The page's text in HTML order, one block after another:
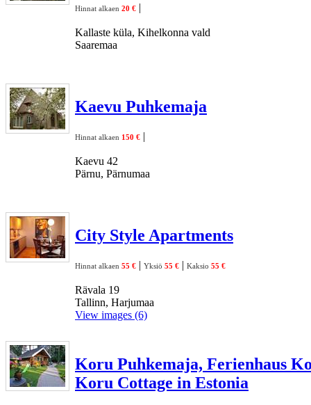
Hinnat alkaen 20 € |
Kallaste küla, Kihelkonna vald
Saaremaa
Kaevu Puhkemaja
Hinnat alkaen 150 € |
Kaevu 42
Pärnu, Pärnumaa
City Style Apartments
Hinnat alkaen 55 € | Yksiö 55 € | Kaksio 55 €
Rävala 19
Tallinn, Harjumaa
View images (6)
Koru Puhkemaja, Ferienhaus
Koru Cottage in Estonia